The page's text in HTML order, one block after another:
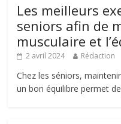
Les meilleurs
seniors afin de
musculaire et
2 avril 2024 Rédaction
Chez les séniors,
un bon équilibre permet